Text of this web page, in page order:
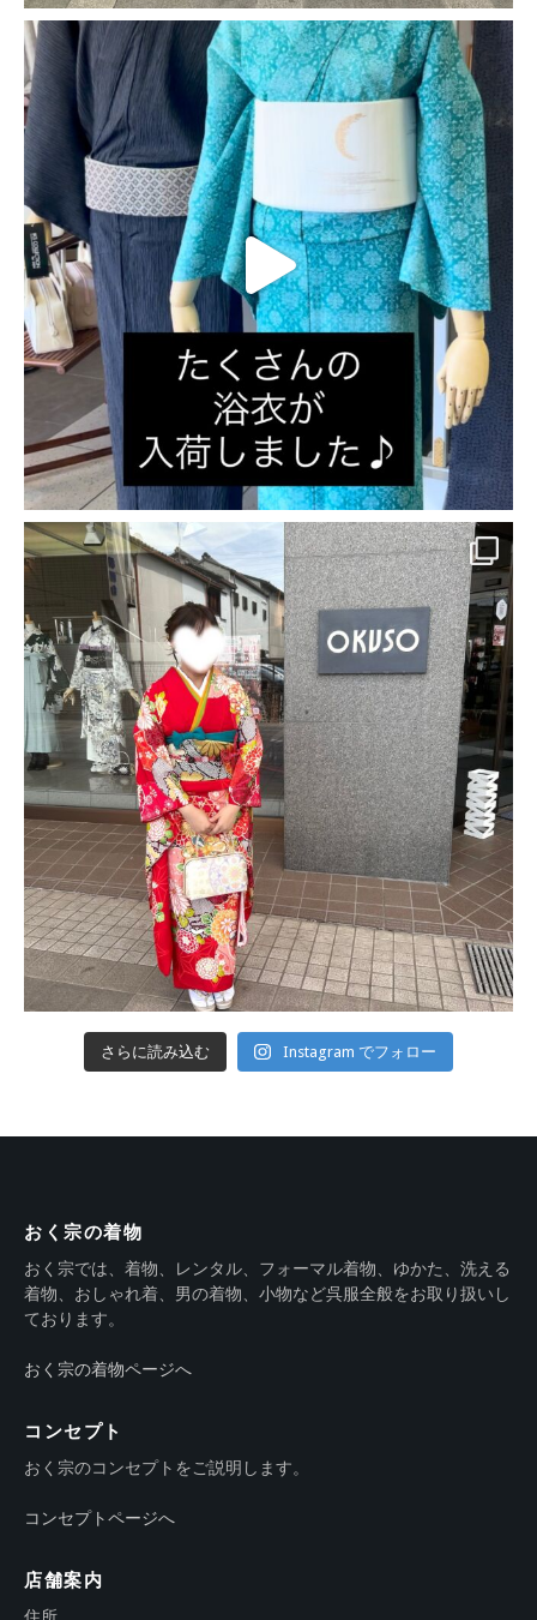
さらに読み込む Instagram でフォロー
おく宗の着物
おく宗では、着物、レンタル、フォーマル着物、ゆかた、洗える
着物、おしゃれ着、男の着物、小物など呉服全般をお取り扱いし
ております。
おく宗の着物ページへ
コンセプト
おく宗のコンセプトをご説明します。
コンセプトページへ
店舗案内